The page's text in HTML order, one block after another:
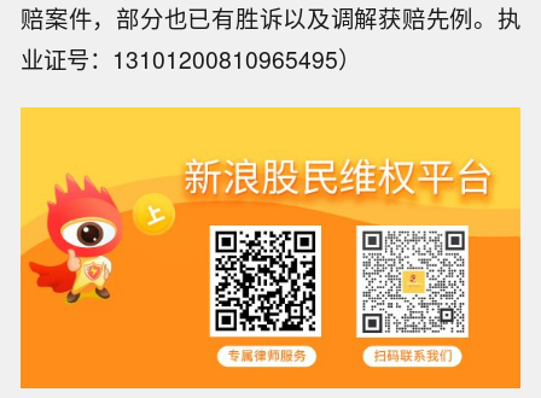
赔案件，部分也已有胜诉以及调解获赔先例。执
业证号：13101200810965495）
泰国总理阿努廷对校园枪击事件深感震
惊和悲痛，他强调这正是政府拒绝续发